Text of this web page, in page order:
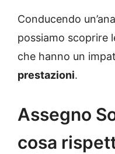
Conducendo
possiamo scoprire
che hanno un
prestazioni.
Assegno
cosa